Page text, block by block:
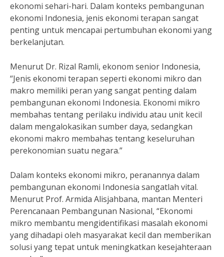
ekonomi sehari-hari. Dalam konteks pembangunan
ekonomi Indonesia, jenis ekonomi terapan sangat
penting untuk mencapai pertumbuhan ekonomi yang
berkelanjutan.
Menurut Dr. Rizal Ramli, ekonom senior Indonesia,
“Jenis ekonomi terapan seperti ekonomi mikro dan
makro memiliki peran yang sangat penting dalam
pembangunan ekonomi Indonesia. Ekonomi mikro
membahas tentang perilaku individu atau unit kecil
dalam mengalokasikan sumber daya, sedangkan
ekonomi makro membahas tentang keseluruhan
perekonomian suatu negara.”
Dalam konteks ekonomi mikro, peranannya dalam
pembangunan ekonomi Indonesia sangatlah vital.
Menurut Prof. Armida Alisjahbana, mantan Menteri
Perencanaan Pembangunan Nasional, “Ekonomi
mikro membantu mengidentifikasi masalah ekonomi
yang dihadapi oleh masyarakat kecil dan memberikan
solusi yang tepat untuk meningkatkan kesejahteraan